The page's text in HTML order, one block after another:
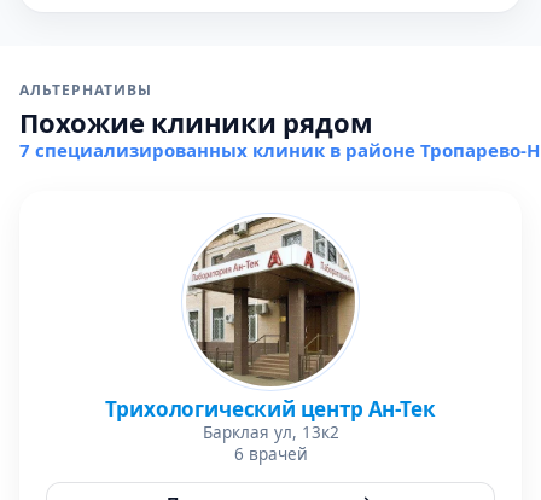
АЛЬТЕРНАТИВЫ
Похожие клиники рядом
7 специализированных клиник в районе Тропарево-
Трихологический центр Ан-Тек
Барклая ул, 13к2
6 врачей